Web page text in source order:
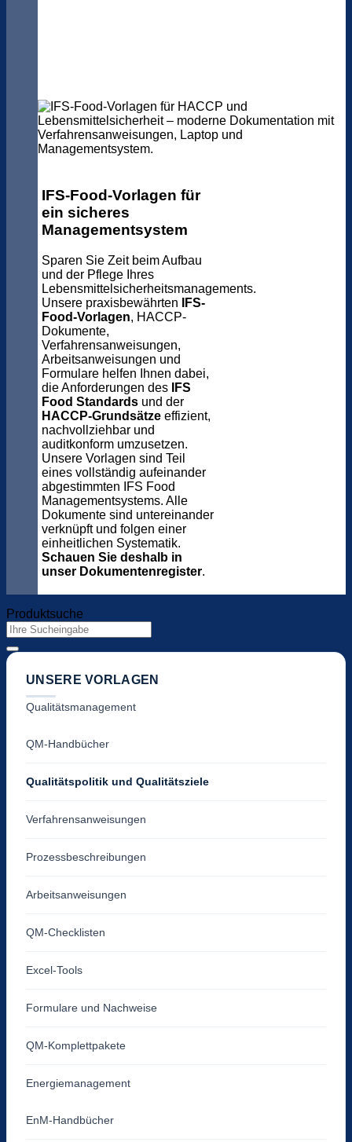
IFS-Food-Vorlagen für
ein sicheres
Managementsystem
Sparen Sie Zeit beim Aufbau
und der Pflege Ihres
Lebensmittelsicherheitsmanagements.
Unsere praxisbewährten
IFS-
Food-Vorlagen, HACCP-
Dokumente,
Verfahrensanweisungen,
Arbeitsanweisungen und
Formulare helfen Ihnen dabei,
die Anforderungen des
IFS
Food Standards und der
HACCP-Grundsätze effizient,
nachvollziehbar und
auditkonform umzusetzen.
Unsere Vorlagen sind Teil
eines vollständig aufeinander
abgestimmten IFS Food
Managementsystems. Alle
Dokumente sind untereinander
verknüpft und folgen einer
einheitlichen Systematik.
Schauen Sie deshalb in
unser Dokumentenregister.
Produktsuche
Suchen
nach:
UNSERE VORLAGEN
Qualitätsmanagement
QM-Handbücher
Qualitätspolitik und Qualitätsziele
Verfahrensanweisungen
Prozessbeschreibungen
Arbeitsanweisungen
QM-Checklisten
Excel-Tools
Formulare und Nachweise
QM-Komplettpakete
Energiemanagement
EnM-Handbücher